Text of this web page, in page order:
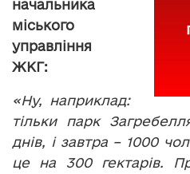
начальника
міського
управління
ЖКГ:
«Ну, наприклад:
тільки парк
днів, і завтра – 1000
це на 300 гектарів.